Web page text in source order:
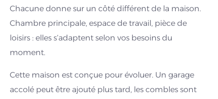
Chacune donne sur un côté différent de la maison.
Chambre principale, espace de travail, pièce de
loisirs : elles s’adaptent selon vos besoins du
moment.
Cette maison est conçue pour évoluer. Un garage
accolé peut être ajouté plus tard, les combles sont